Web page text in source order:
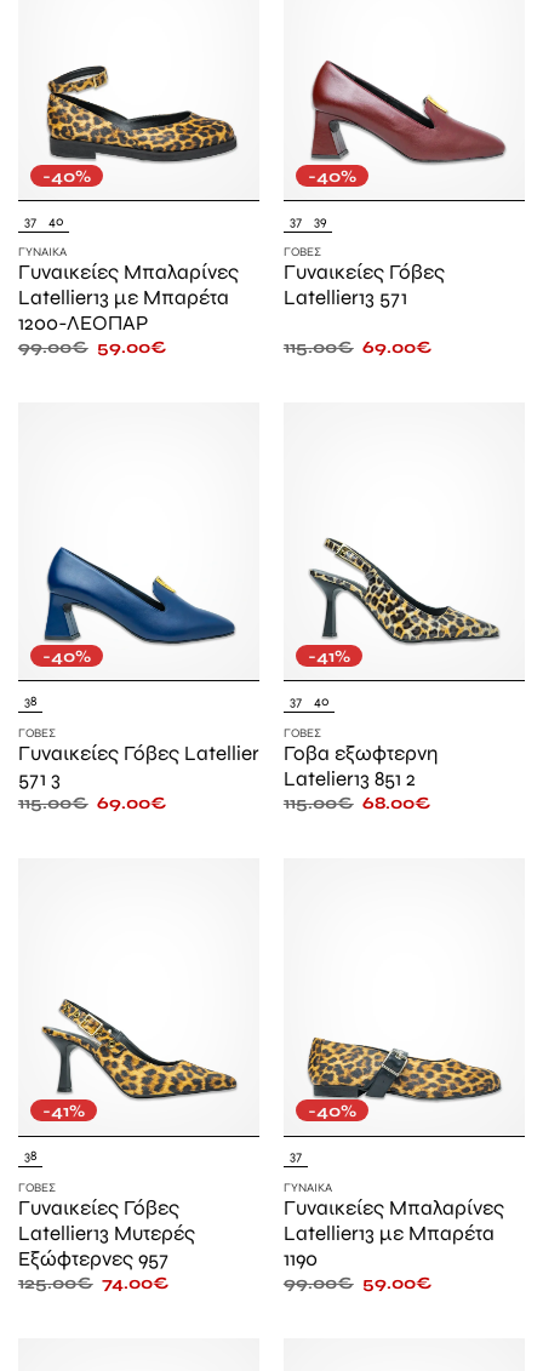
-40%
37 40
ΓΥΝΑΊΚΑ
Γυναικείες Μπαλαρίνες
Latellier13 με Μπαρέτα
1200-ΛΕΟΠΑΡ
99.00€ 59.00€
-40%
37 39
ΓΌΒΕΣ
Γυναικείες Γόβες
Latellier13 571
115.00€ 69.00€
-40%
38
ΓΌΒΕΣ
Γυναικείες Γόβες Latellier
571 3
115.00€ 69.00€
-41%
37 40
ΓΌΒΕΣ
Γοβα εξωφτερνη
Latelier13 851 2
115.00€ 68.00€
-41%
38
ΓΌΒΕΣ
Γυναικείες Γόβες
Latellier13 Μυτερές
Εξώφτερνες 957
125.00€ 74.00€
-40%
37
ΓΥΝΑΊΚΑ
Γυναικείες Μπαλαρίνες
Latellier13 με Μπαρέτα
1190
99.00€ 59.00€